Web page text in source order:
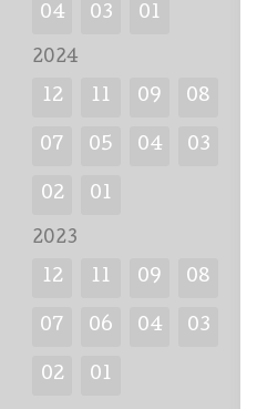
04 03 01
2024
12 11 09 08
07 05 04 03
02 01
2023
12 11 09 08
07 06 04 03
02 01